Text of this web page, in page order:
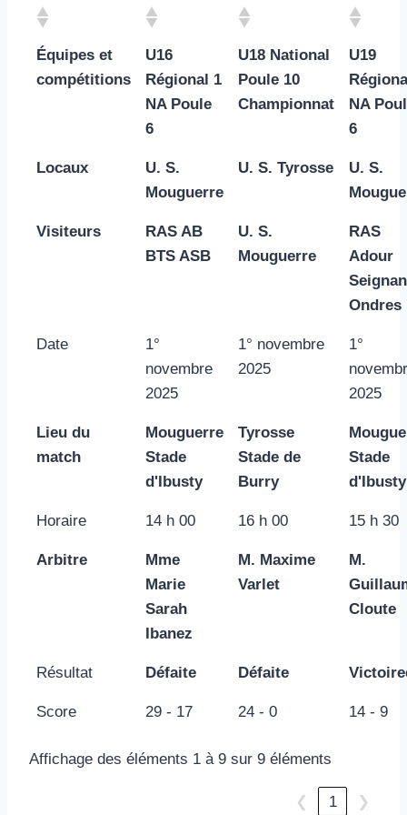
Équipes et
compétitions
U16
Régional 1
NA Poule
6
U18 National
Poule 10
Championnat
U19
NA
6
Locaux
U. S.
Mouguerre
U. S. Tyrosse
U. S.
Visiteurs
RAS AB
BTS ASB
U. S.
Mouguerre
RAS
Adour
Ondres
Date
1°
novembre
2025
1° novembre
2025
1°
2025
Lieu du
match
Mouguerre
Stade
d'Ibusty
Tyrosse
Stade de
Burry
Stade
d'Ibusty
Horaire 14 h 00 16 h 00 15 h 30
Arbitre
Mme
Marie
Sarah
Ibanez
M. Maxime
Varlet
M.
Cloute
Résultat Défaite Défaite
Score 29 - 17 24 - 0 14 - 9
Affichage des éléments 1 à 9 sur 9 éléments
❮ 1 ❯